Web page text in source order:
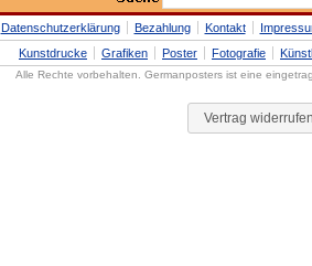
Datenschutzerklärung Bezahlung Kontakt
Kunstdrucke
Grafiken Poster Fotografie
Alle Rechte vorbehalten. Germanposters ist eine
Vertrag